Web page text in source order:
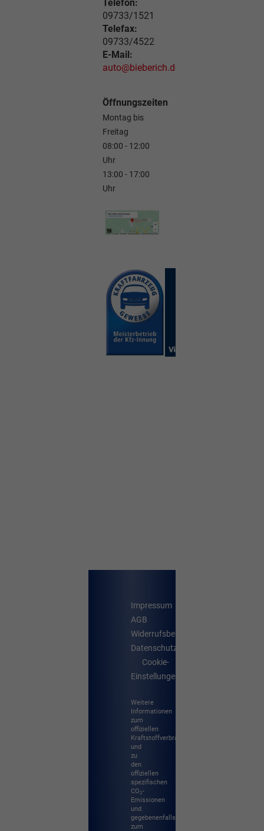
Telefon:
09733/1521
Telefax:
09733/4522
E-Mail:
auto@bieberich.de
Öffnungszeiten
Montag bis
Freitag
08:00 - 12:00
Uhr
13:00 - 17:00
Uhr
Impressum
AGB
Widerrufsbelehrung
Datenschutz
Cookie-
Einstellungen
Weitere
Informationen
zum
offiziellen
Kraftstoffverbrauch
und
zu
den
offiziellen
spezifischen
CO2-
Emissionen
und
gegebenenfalls
zum